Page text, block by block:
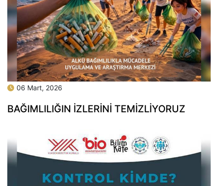
06 Mart, 2026
BAĞIMLILIĞIN İZLERİNİ TEMİZLİYORUZ